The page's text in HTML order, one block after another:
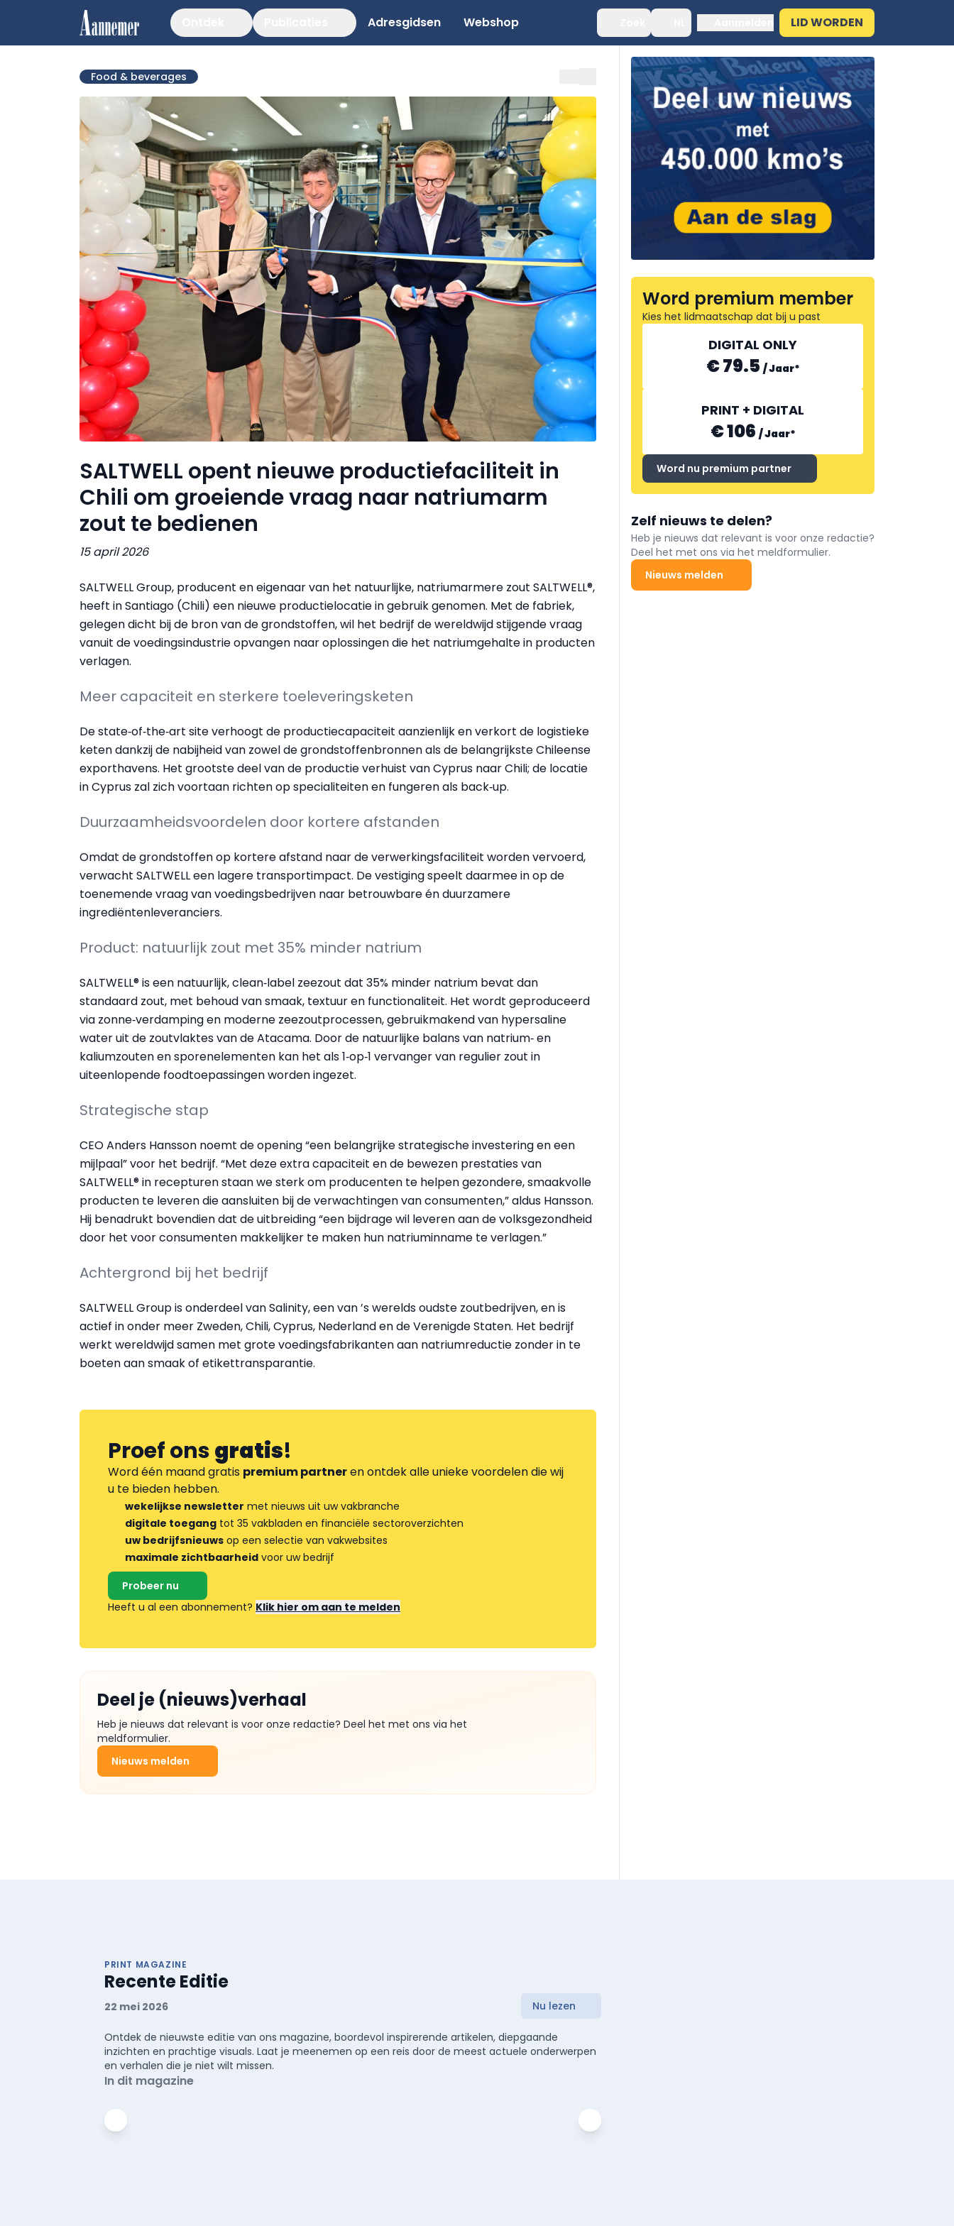
Adresgidsen Webshop LID WORDEN
Food & beverages
SALTWELL opent nieuwe productiefaciliteit in
Chili om groeiende vraag naar natriumarm
zout te bedienen
15 april 2026
SALTWELL Group, producent en eigenaar van het natuurlijke, natriumarmere zout SALTWELL®,
heeft in Santiago (Chili) een nieuwe productielocatie in gebruik genomen. Met de fabriek,
gelegen dicht bij de bron van de grondstoffen, wil het bedrijf de wereldwijd stijgende vraag
vanuit de voedingsindustrie opvangen naar oplossingen die het natriumgehalte in producten
verlagen.
Meer capaciteit en sterkere toeleveringsketen
De state‑of‑the‑art site verhoogt de productiecapaciteit aanzienlijk en verkort de logistieke
keten dankzij de nabijheid van zowel de grondstoffenbronnen als de belangrijkste Chileense
exporthavens. Het grootste deel van de productie verhuist van Cyprus naar Chili; de locatie
in Cyprus zal zich voortaan richten op specialiteiten en fungeren als back‑up.
Duurzaamheidsvoordelen door kortere afstanden
Omdat de grondstoffen op kortere afstand naar de verwerkingsfaciliteit worden vervoerd,
verwacht SALTWELL een lagere transportimpact. De vestiging speelt daarmee in op de
toenemende vraag van voedingsbedrijven naar betrouwbare én duurzamere
ingrediëntenleveranciers.
Product: natuurlijk zout met 35% minder natrium
SALTWELL® is een natuurlijk, clean‑label zeezout dat 35% minder natrium bevat dan
standaard zout, met behoud van smaak, textuur en functionaliteit. Het wordt geproduceerd
via zonne‑verdamping en moderne zeezoutprocessen, gebruikmakend van hypersaline
water uit de zoutvlaktes van de Atacama. Door de natuurlijke balans van natrium‑ en
kaliumzouten en sporenelementen kan het als 1‑op‑1 vervanger van regulier zout in
uiteenlopende foodtoepassingen worden ingezet.
Strategische stap
CEO Anders Hansson noemt de opening “een belangrijke strategische investering en een
mijlpaal” voor het bedrijf. “Met deze extra capaciteit en de bewezen prestaties van
SALTWELL® in recepturen staan we sterk om producenten te helpen gezondere, smaakvolle
producten te leveren die aansluiten bij de verwachtingen van consumenten,” aldus Hansson.
Hij benadrukt bovendien dat de uitbreiding “een bijdrage wil leveren aan de volksgezondheid
door het voor consumenten makkelijker te maken hun natriuminname te verlagen.”
Achtergrond bij het bedrijf
SALTWELL Group is onderdeel van Salinity, een van ’s werelds oudste zoutbedrijven, en is
actief in onder meer Zweden, Chili, Cyprus, Nederland en de Verenigde Staten. Het bedrijf
werkt wereldwijd samen met grote voedingsfabrikanten aan natriumreductie zonder in te
boeten aan smaak of etikettransparantie.
Proef onsgratis!
Word één maand gratis premium partneren ontdek alle unieke voordelen die wij
u te bieden hebben.
wekelijkse newsletter met nieuws uit uw vakbranche
digitale toegang tot 35 vakbladen en financiële sectoroverzichten
uw bedrijfsnieuws op een selectie van vakwebsites
maximale zichtbaarheid voor uw bedrijf
Probeer nu
Heeft u al een abonnement? Klik hier om aan te melden
Deel je (nieuws)verhaal
Heb je nieuws dat relevant is voor onze redactie? Deel het met ons via het
meldformulier.
Nieuws melden
Word premium member
Kies het lidmaatschap dat bij u past
DIGITAL ONLY
€ 79.5 /Jaar*
PRINT + DIGITAL
€ 106 /Jaar*
Word nu premium partner
Zelf nieuws te delen?
Heb je nieuws dat relevant is voor onze redactie?
Deel het met ons via het meldformulier.
Nieuws melden
PRINT MAGAZINE
Recente Editie
22 mei 2026 Nu lezen
Ontdek de nieuwste editie van ons magazine, boordevol inspirerende artikelen, diepgaande
inzichten en prachtige visuals. Laat je meenemen op een reis door de meest actuele onderwerpen
en verhalen die je niet wilt missen.
In dit magazine